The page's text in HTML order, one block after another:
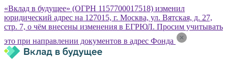
«Вклад в будущее» (ОГРН 1157700017518) изменил
юридический адрес на 127015, г. Москва, ул. Вятская, д. 27,
стр. 7, о чём внесены изменения в ЕГРЮЛ. Просим учитывать
это при направлении документов в адрес Фонда